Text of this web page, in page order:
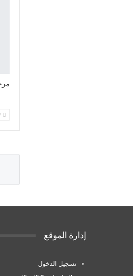
PREV
إدارة الموقع
تسجيل الدخول